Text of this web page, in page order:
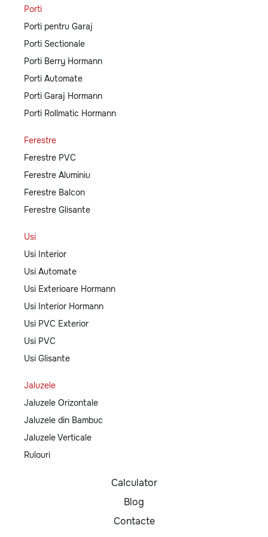
Porti
Porti pentru Garaj
Porti Sectionale
Porti Berry Hormann
Porti Automate
Porti Garaj Hormann
Porti Rollmatic Hormann
Ferestre
Ferestre PVC
Ferestre Aluminiu
Ferestre Balcon
Ferestre Glisante
Usi
Usi Interior
Usi Automate
Usi Exterioare Hormann
Usi Interior Hormann
Usi PVC Exterior
Usi PVC
Usi Glisante
Jaluzele
Jaluzele Orizontale
Jaluzele din Bambuc
Jaluzele Verticale
Rulouri
Calculator
Blog
Contacte